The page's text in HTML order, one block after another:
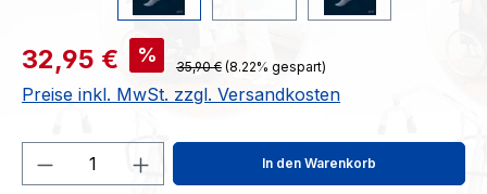
Verkaufspreis:
32,95 € % Regulärer Preis:
35,90 € (8.22% gespart)
Preise inkl. MwSt. zzgl. Versandkosten
Produkt Anzahl: Gib denIn den Warenkorb